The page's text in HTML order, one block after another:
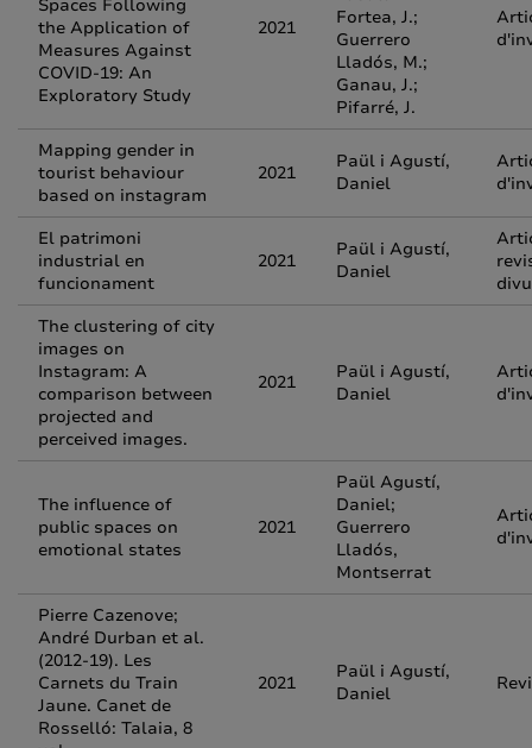
Spaces Following
the Application of
Measures Against
COVID-19: An
Exploratory Study
2021
Fortea, J.;
Guerrero
Lladós, M.;
Ganau, J.;
Pifarré, J.
Mapping gender in
tourist behaviour
based on instagram
2021
Paül i Agustí,
Daniel
El patrimoni
industrial en
funcionament
2021
Paül i Agustí,
Daniel
The clustering of city
images on
Instagram: A
comparison between
projected and
perceived images.
2021
Paül i Agustí,
Daniel
The influence of
public spaces on
emotional states
2021
Paül Agustí,
Daniel;
Guerrero
Lladós,
Montserrat
Pierre Cazenove;
André Durban et al.
(2012-19). Les
Carnets du Train
Jaune. Canet de
Rosselló: Talaia, 8
2021
Paül i Agustí,
Daniel